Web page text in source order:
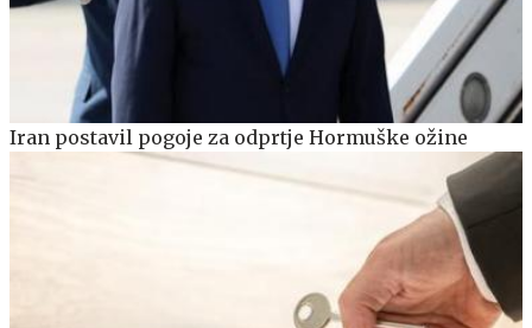
Iran postavil pogoje za odprtje Hormuške ožine